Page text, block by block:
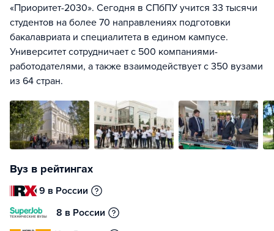
«Приоритет-2030». Сегодня в СПбПУ учится 33 тысячи
студентов на более 70 направлениях подготовки
бакалавриата и специалитета в едином кампусе.
Университет сотрудничает с 500 компаниями-
работодателями, а также взаимодействует с 350 вузами
из 64 стран.
Вуз в рейтингах
9 в России
8 в России